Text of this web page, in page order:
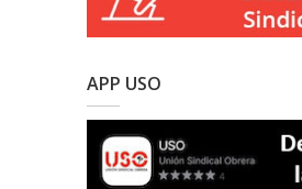
APP USO